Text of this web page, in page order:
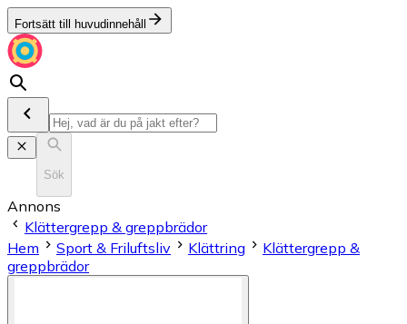
Fortsätt till huvudinnehåll
Sök
Annons
Klättergrepp & greppbrädor
Hem
Sport & Friluftsliv Klättring
Klättergrepp &
greppbrädor